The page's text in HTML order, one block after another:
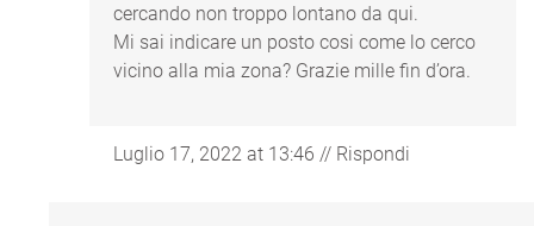
cercando non troppo lontano da qui.
Mi sai indicare un posto cosi come lo cerco
vicino alla mia zona? Grazie mille fin d’ora.
Luglio 17, 2022 at 13:46 // Rispondi